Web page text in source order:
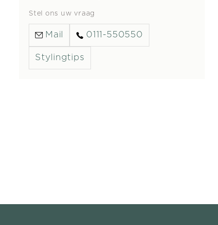
Stel ons uw vraag
Mail 0111-550550
Stylingtips